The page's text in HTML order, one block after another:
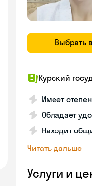
Выбрать
Курский
Имеет
Обладает
Находит
Читать дальше
Услуги и